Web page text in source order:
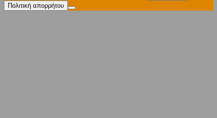
Πολιτική απορρήτου